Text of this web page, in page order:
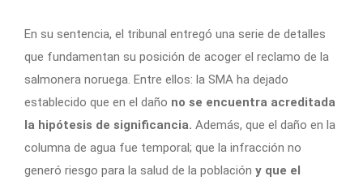
En su sentencia, el tribunal entregó una serie de detalles
que fundamentan su posición de acoger el reclamo de la
salmonera noruega. Entre ellos: la SMA ha dejado
establecido que en el daño no se encuentra acreditada
la hipótesis de significancia. Además, que el daño en la
columna de agua fue temporal; que la infracción no
generó riesgo para la salud de la población y que el